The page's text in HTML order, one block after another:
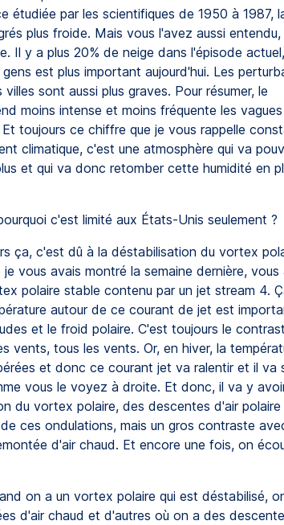
étudiée par les scientifiques de 1950 à 1987,
plus froide. Mais vous l'avez aussi entendu,
Il y a plus 20% de neige dans l'épisode
est plus important aujourd'hui. Les
sont aussi plus graves. Pour résumer, le
moins intense et moins fréquente les
toujours ce chiffre que je vous rappelle
climatique, c'est une atmosphère qui va
et qui va donc retomber cette humidité en
c'est limité aux États-Unis seulement ?
ça, c'est dû à la déstabilisation du vortex
vous avais montré la semaine dernière, vous
polaire stable contenu par un jet stream 4.
autour de ce courant de jet est
et le froid polaire. C'est toujours le
vents, tous les vents. Or, en hiver, la
et donc ce courant jet va ralentir et il va
vous le voyez à droite. Et donc, il va y
du vortex polaire, des descentes d'air polaire
ces ondulations, mais un gros contraste
d'air chaud. Et encore une fois, on
on a un vortex polaire qui est déstabilisé,
d'air chaud et d'autres où on a des